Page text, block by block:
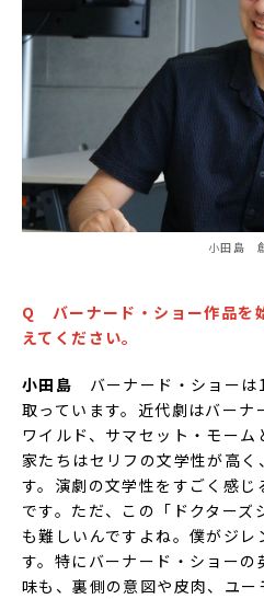
小田島
Q バーナード・ショー作品を
えてください。
小田島 バーナード・ショーは
取っています。近代劇はバーナ
ワイルド、サマセット・モー
家たちはセリフの文学性が高
す。演劇の文学性をすごく感
です。ただ、この「ドクターズ
も難しいんですよね。僕がジ
す。特にバーナード・ショー
味も、裏側の意図や皮肉、ユ